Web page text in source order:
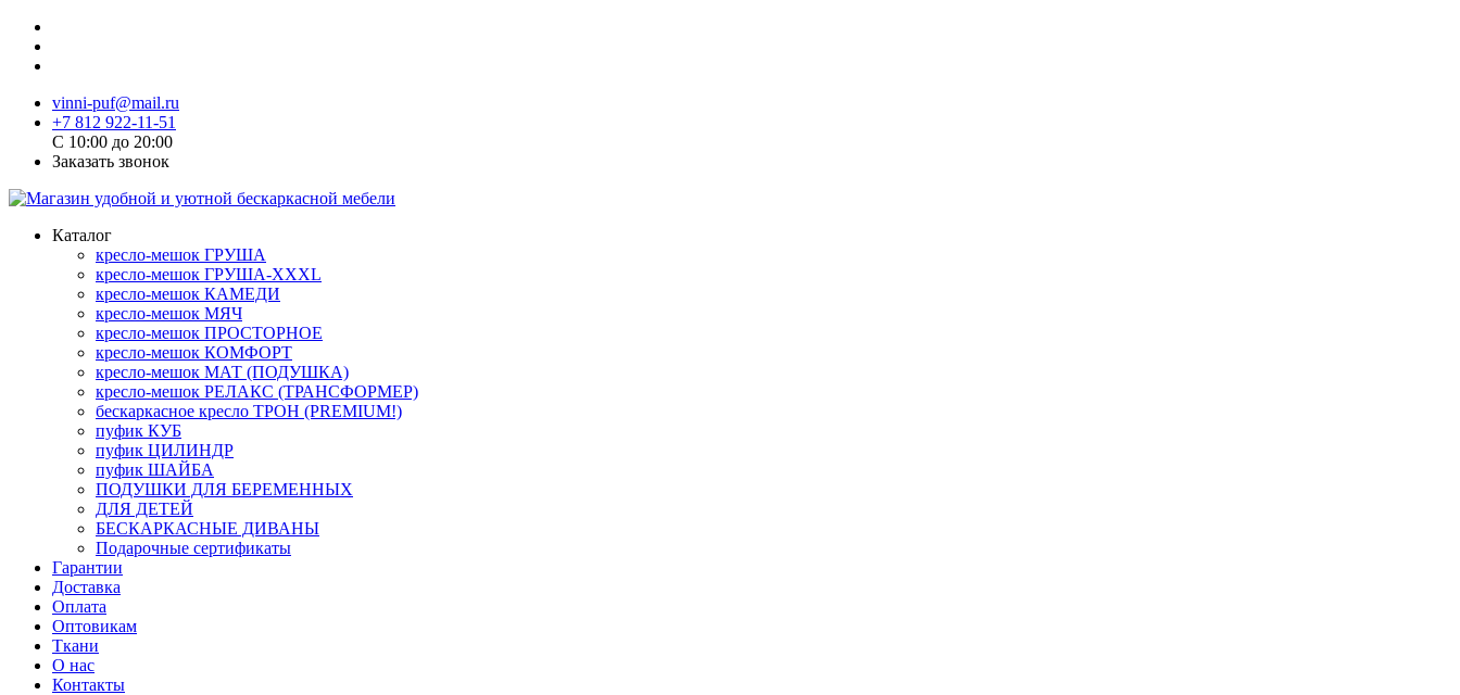
vinni-puf@mail.ru
+7 812 922-11-51
C 10:00 до 20:00
Заказать звонок
Каталог
кресло-мешок ГРУША
кресло-мешок ГРУША-XXXL
кресло-мешок КАМЕДИ
кресло-мешок МЯЧ
кресло-мешок ПРОСТОРНОЕ
кресло-мешок КОМФОРТ
кресло-мешок МАТ (ПОДУШКА)
кресло-мешок РЕЛАКС (ТРАНСФОРМЕР)
бескаркасное кресло ТРОН (PREMIUM!)
пуфик КУБ
пуфик ЦИЛИНДР
пуфик ШАЙБА
ПОДУШКИ ДЛЯ БЕРЕМЕННЫХ
ДЛЯ ДЕТЕЙ
БЕСКАРКАСНЫЕ ДИВАНЫ
Подарочные сертификаты
Гарантии
Доставка
Оплата
Оптовикам
Ткани
О нас
Контакты